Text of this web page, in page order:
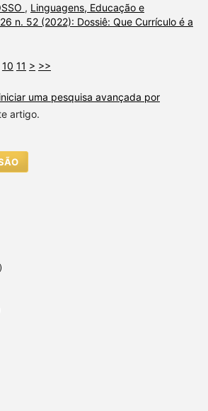
, Linguagens, Educação e
n. 52 (2022): Dossiê: Que Currículo é a
10 11 > >>
iniciar uma pesquisa avançada por
artigo.